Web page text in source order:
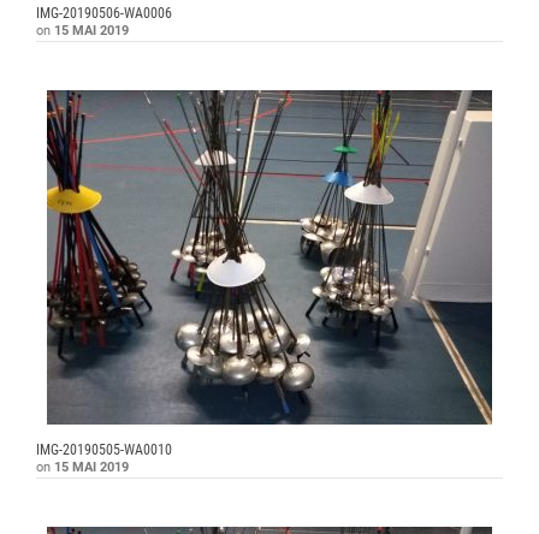
IMG-20190506-WA0006
on 15 MAI 2019
IMG-20190505-WA0010
on 15 MAI 2019